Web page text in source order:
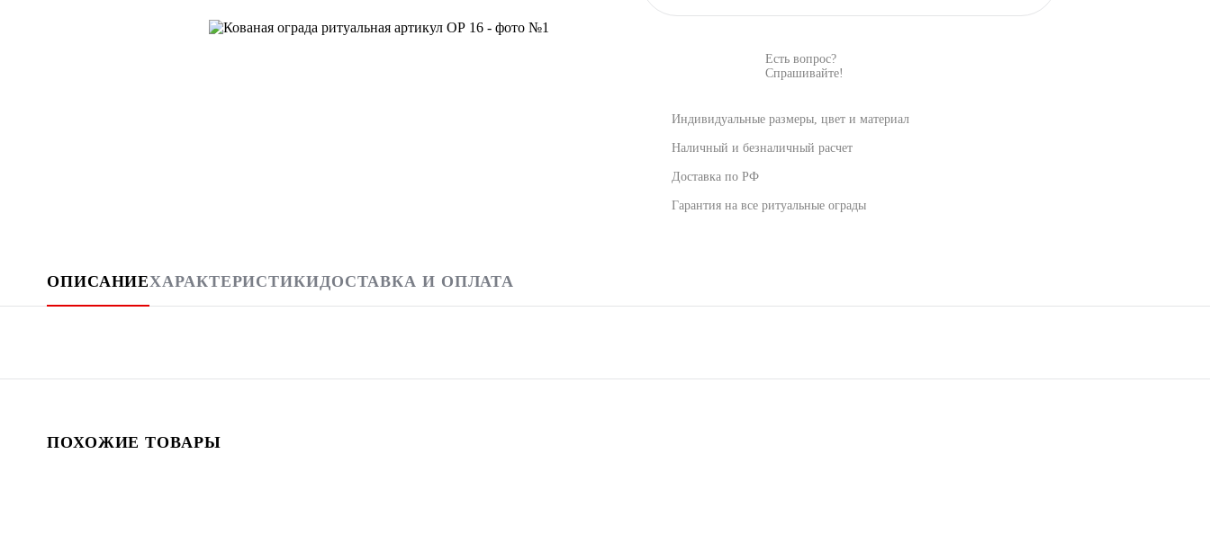
Есть вопрос?
Спрашивайте!
Индивидуальные размеры, цвет и материал
Наличный и безналичный расчет
Доставка по РФ
Гарантия на все ритуальные ограды
ОПИСАНИЕХАРАКТЕРИСТИКИДОСТАВКА И ОПЛАТА
ПОХОЖИЕ ТОВАРЫ